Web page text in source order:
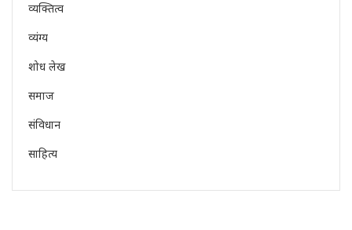
व्यक्तित्व
व्यंग्य
शोध लेख
समाज
संविधान
साहित्य